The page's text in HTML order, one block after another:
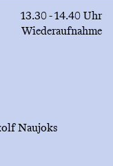
13.30 - 14.40 Uhr
Wiederaufnahme
Naujoks